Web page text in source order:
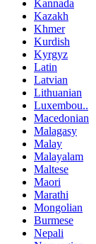
Kannada
Kazakh
Khmer
Kurdish
Kyrgyz
Latin
Latvian
Lithuanian
Luxembou..
Macedonian
Malagasy
Malay
Malayalam
Maltese
Maori
Marathi
Mongolian
Burmese
Nepali